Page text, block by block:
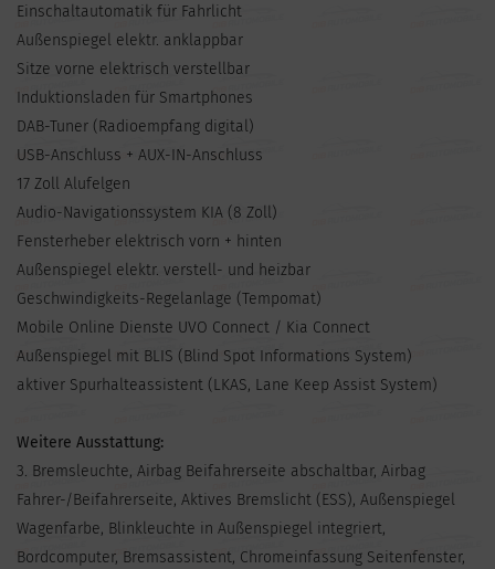
Einschaltautomatik für Fahrlicht
Außenspiegel elektr. anklappbar
Sitze vorne elektrisch verstellbar
Induktionsladen für Smartphones
DAB-Tuner (Radioempfang digital)
USB-Anschluss + AUX-IN-Anschluss
17 Zoll Alufelgen
Audio-Navigationssystem KIA (8 Zoll)
Fensterheber elektrisch vorn + hinten
Außenspiegel elektr. verstell- und heizbar
Geschwindigkeits-Regelanlage (Tempomat)
Mobile Online Dienste UVO Connect / Kia Connect
Außenspiegel mit BLIS (Blind Spot Informations System)
aktiver Spurhalteassistent (LKAS, Lane Keep Assist System)
Weitere Ausstattung:
3. Bremsleuchte, Airbag Beifahrerseite abschaltbar, Airbag
Fahrer-/Beifahrerseite, Aktives Bremslicht (ESS), Außenspiegel
Wagenfarbe, Blinkleuchte in Außenspiegel integriert,
Bordcomputer, Bremsassistent, Chromeinfassung Seitenfenster,